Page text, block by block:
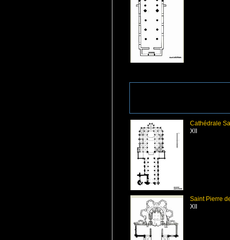
Cathédrale
XII
Saint Pierre
XII